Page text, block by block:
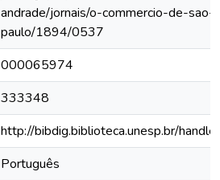
andrade/jornais/o-commercio-de-sao-
paulo/1894/0537
000065974
333348
http://bibdig.biblioteca.unesp.br/
Português